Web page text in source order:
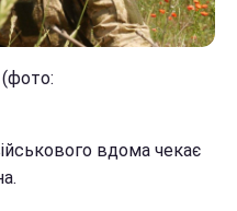
вдома чекає